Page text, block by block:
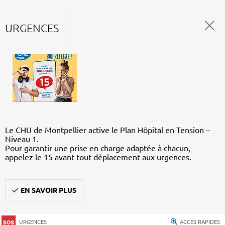
URGENCES
Le CHU de Montpellier active le Plan Hôpital en Tension –
Niveau 1.
Pour garantir une prise en charge adaptée à chacun,
appelez le 15 avant tout déplacement aux urgences.
EN SAVOIR PLUS
URGENCES ACCÈS RAPIDES